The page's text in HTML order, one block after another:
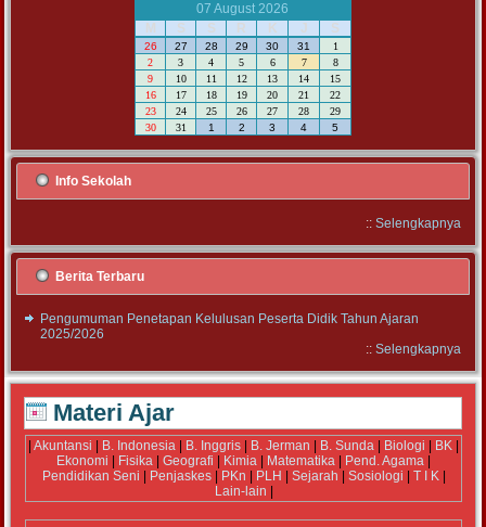
07 August 2026
M
S S R K J S
26 27 28 29 30 31
1
2
3 4 5 6 7
8
9
10 11 12 13 14
15
16
17 18 19 20 21
22
23
24 25 26 27 28
29
30
31 1 2 3 4 5
Info Sekolah
:: Selengkapnya
Berita Terbaru
Pengumuman Penetapan Kelulusan Peserta Didik Tahun Ajaran
2025/2026
:: Selengkapnya
Materi Ajar
|Akuntansi B. Indonesia B. Inggris B. Jerman B. Sunda Biologi BK
Ekonomi
Fisika |Geografi Kimia Matematika Pend. Agama
Pendidikan Seni
Penjaskes| PKn PLH Sejarah Sosiologi T I K|
Lain-lain